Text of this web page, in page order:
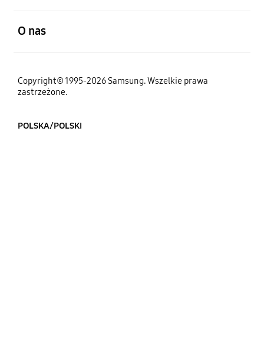
O nas
Copyright© 1995-2026 Samsung. Wszelkie prawa
zastrzeżone.
POLSKA/POLSKI